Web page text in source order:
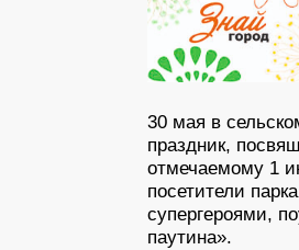
30 мая в
праздник,
отмечаемому 1
посетители
супергероями,
паутина».